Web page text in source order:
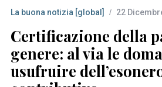
r
c
h
f
o
La buona notizia [global] 22
Certificazione della
genere: al via le
usufruire